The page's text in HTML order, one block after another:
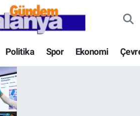
Politika Spor Ekonomi